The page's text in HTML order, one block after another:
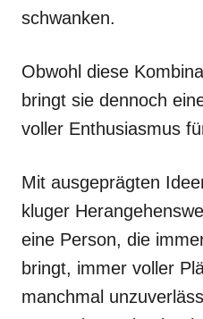
schwanken.
Obwohl diese
bringt sie dennoch
voller Enthusiasmus
Mit ausgeprägten
kluger
eine Person, die
bringt, immer voller
manchmal